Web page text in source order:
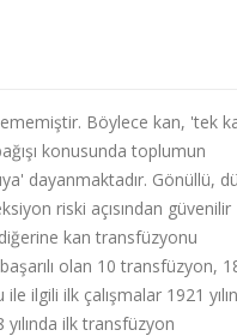
Böylece kan, 'tek
konusunda toplumun
dayanmaktadır. Gönüllü,
riski açısından güvenilir
kan transfüzyonu
olan 10 transfüzyon,
ilgili ilk çalışmalar 1921
ilk transfüzyon